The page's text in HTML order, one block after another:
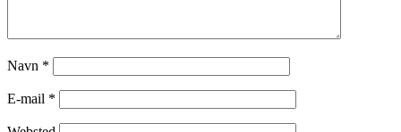
Navn *
E-mail *